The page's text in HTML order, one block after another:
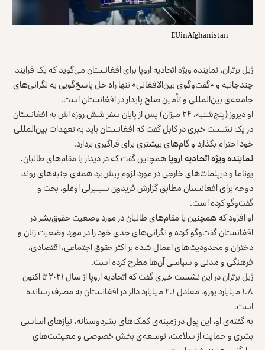
ژیل برتران، نماینده ویژه اتحادیه اروپا برای افغانستان می‌گوید که یک فرایند
چندجانبه و «گفت‌وگوی بین‌الافغانی» تنها راه حل پاسخ‌گویی به نگرانی‌های
جامعه‌ی بین‌المللی و تأمین صلح پایدار در افغانستان است.
او دیروز (‌پنج‌شنبه، ۲۴ میزان) پس از پایان سفر شش روزه اش به افغانستان
در یک نشست خبری در کابل گفت که افغانستان باید به تعهدات بین‌المللی
خود احترام بگذارد و گام‌های بیشتری برای فراگیری بردارد.
نماینده ویژه اتحادیه اروپاهمچنین گفت که در دیدار با مقام‌های طالبان،
یوناما و دیپلمات‌های خارجی در مورد لزوم پیش‌برد همه‌ی جنبه‌های روند
دوحه برای افغانستان مطابق گزارش فریدون سینیرلی اوغلو، بحث و
گفت‌وگو کرده است.
او افزود که همچنین با مقام‌های طالبان در مورد وضعیت حقوق‌‌بشر در
افغانستان گفت‌وگو کرده و نگرانی‌های جدی خود را در مورد وضعیت زنان و
دختران و محدودیت‌های اعمال شده بر اکثر حقوق اجتماعی، اقتصادی،
فرهنگی و مدنی و سیاسی آن‌ها مطرح کرده است.
ژیل برتران در این نشست خبری گفت که اتحادیه اروپا از سال ۲۰۲۱ تا اکنون
۱.۸ میلیارد یورو، معادل ۲.۱ میلیارد دالر در افغانستان به مصرف رسانده
است.
به گفته‌ی او، این پول در زمینه‌ی کمک‌های بشردوستانه، نیازهای اساسی
بشری و حمایت از سلامت، توسعه‌ی بخش خصوصی و معیشت‌های